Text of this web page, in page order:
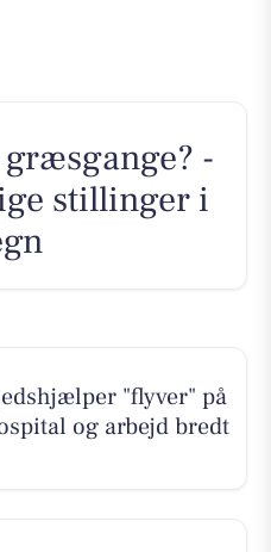
-
stillinger i
"flyver" på
og arbejd bredt